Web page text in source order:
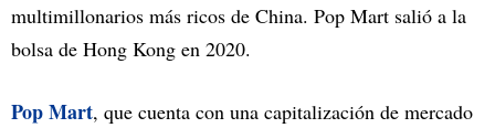
multimillonarios más ricos de China. Pop Mart salió a la
bolsa de Hong Kong en 2020.
Pop Mart, que cuenta con una capitalización de mercado